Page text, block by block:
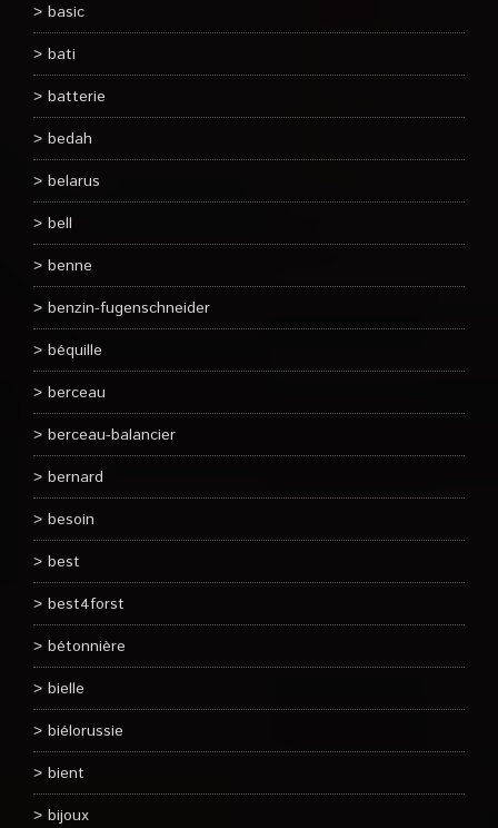
basic
bati
batterie
bedah
belarus
bell
benne
benzin-fugenschneider
béquille
berceau
berceau-balancier
bernard
besoin
best
best4forst
bétonnière
bielle
biélorussie
bient
bijoux